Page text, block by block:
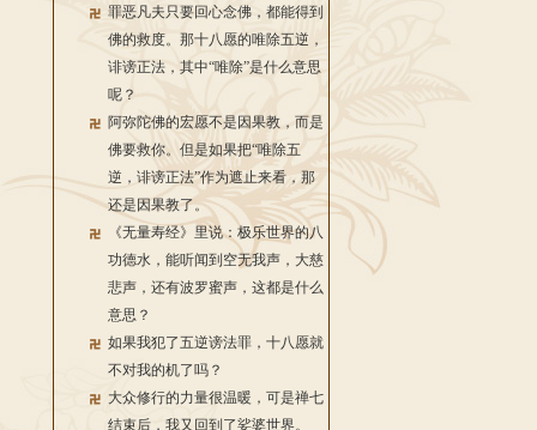
罪恶凡夫只要回心念佛，都能得到
佛的救度。那十八愿的唯除五逆，
诽谤正法，其中“唯除”是什么意思
呢？
阿弥陀佛的宏愿不是因果教，而是
佛要救你。但是如果把“唯除五
逆，诽谤正法”作为遮止来看，那
还是因果教了。
《无量寿经》里说：极乐世界的八
功德水，能听闻到空无我声，大慈
悲声，还有波罗蜜声，这都是什么
意思？
如果我犯了五逆谤法罪，十八愿就
不对我的机了吗？
大众修行的力量很温暖，可是禅七
结束后，我又回到了娑婆世界。